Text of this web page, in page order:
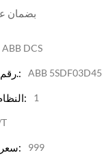
بضمان
ABB DCS
رقم الصنف.: ABB
النظام (موك): 1
سعر السوق: 999